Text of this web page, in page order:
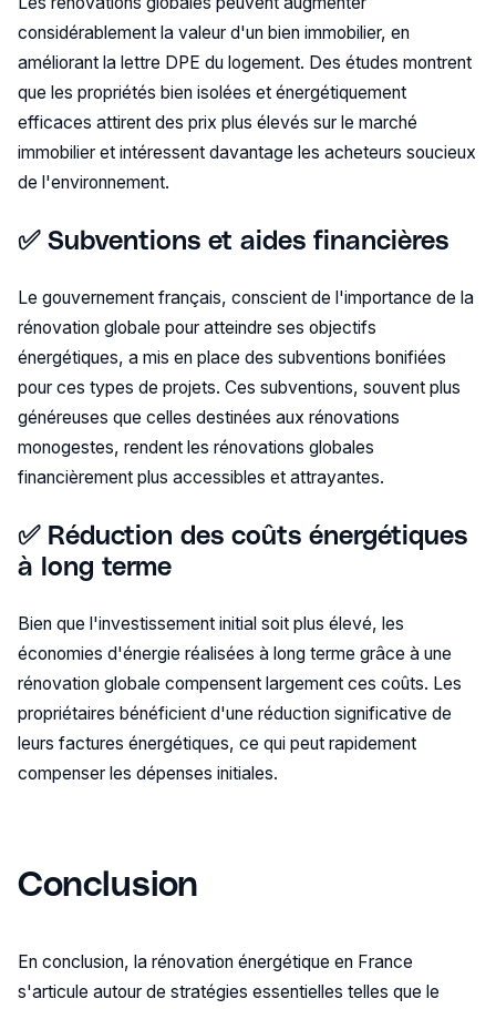
considérablement la valeur d'un bien immobilier, en
améliorant la lettre DPE du logement. Des études montrent
que les propriétés bien isolées et énergétiquement
efficaces attirent des prix plus élevés sur le marché
immobilier et intéressent davantage les acheteurs soucieux
de l'environnement​.
✅ Subventions et aides financières
Le gouvernement français, conscient de l'importance de la
rénovation globale pour atteindre ses objectifs
énergétiques, a mis en place des subventions bonifiées
pour ces types de projets. Ces subventions, souvent plus
généreuses que celles destinées aux rénovations
monogestes, rendent les rénovations globales
financièrement plus accessibles et attrayantes​​.
✅ Réduction des coûts énergétiques
à long terme
Bien que l'investissement initial soit plus élevé, les
économies d'énergie réalisées à long terme grâce à une
rénovation globale compensent largement ces coûts. Les
propriétaires bénéficient d'une réduction significative de
leurs factures énergétiques, ce qui peut rapidement
compenser les dépenses initiales​​.
Conclusion
En conclusion, la rénovation énergétique en France
s'articule autour de stratégies essentielles telles que le